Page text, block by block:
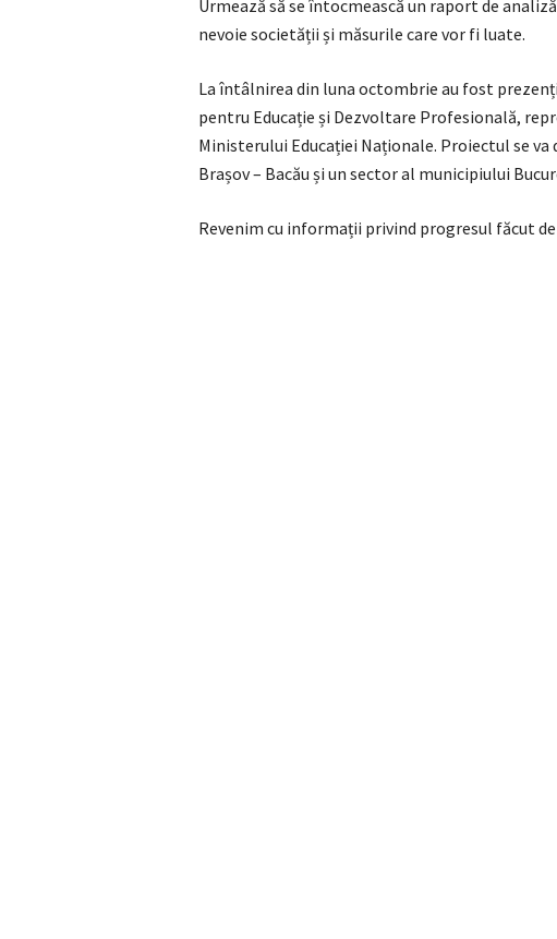
Urmează să se întocmească un raport de
nevoie societății și măsurile care vor fi luate.
La întâlnirea din luna octombrie au fost
pentru Educație și Dezvoltare Profesională,
Ministerului Educației Naționale. Proiectul se va
Brașov – Bacău și un sector al municipiului
Revenim cu informații privind progresul făcut